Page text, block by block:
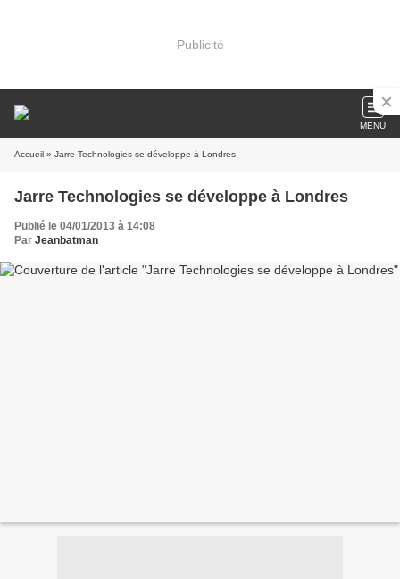
Publicité
MENU
Accueil » Jarre Technologies se développe à Londres
Jarre Technologies se développe à Londres
Publié le 04/01/2013 à 14:08
Par Jeanbatman